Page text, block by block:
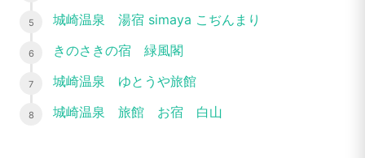
城崎温泉 湯宿 simaya こぢんまり
きのさきの宿 緑風閣
城崎温泉 ゆとうや旅館
城崎温泉 旅館 お宿 白山